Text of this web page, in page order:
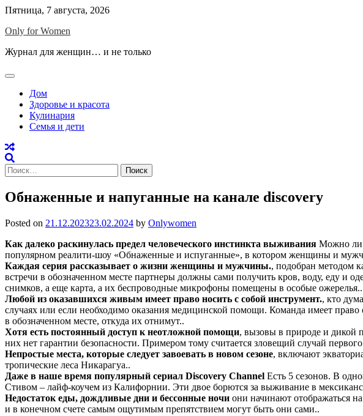
Skip
content
Пятница, 7 августа, 2026
Only for Women
Журнал для женщин… и не только
Дом
Здоровье и красота
Кулинария
Семья и дети
Найти:
Обнаженные и напуганные на канале discovery
Posted on 21.12.202323.02.2024 by Onlywomen
Как далеко раскинулась предел человеческого инстинкта выживания Можно ли
популярном реалити-шоу «Обнаженные и испуганные», в котором женщины и
Каждая серия рассказывает о жизни женщины и мужчины., подобран методом
встречи в обозначенном месте партнеры должны сами получить кров, воду, еду и
снимков, а еще карта, а их беспроводные микрофоны помещены в особые ожерелья..
Любой из оказавшихся живым имеет право носить с собой инструмент., кто
случаях или если необходимо оказания медицинской помощи. Команда имеет
в обозначенном месте, откуда их отнимут..
Хотя есть постоянный доступ к неотложной помощи, вызовы в природе и дикой
них нет гарантии безопасности. Примером тому считается зловещий случай
Непростые места, которые следует завоевать в новом сезоне, включают
тропические леса Никарагуа..
Даже в наше время популярный сериал Discovery Channel Есть 5 сезонов. В
Стивом – лайф-коучем из Калифорнии. Эти двое борются за выживание в
Недостаток еды, дождливые дни и бессонные ночи они начинают отображаться
и в конечном счете самым ощутимым препятствием могут быть они сами..